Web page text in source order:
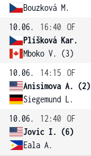
Bouzková M.
10.06.
16:40 OF
Plíšková Kar.
Mboko V. (3)
10.06.
14:15 OF
Anisimova A. (2)
Siegemund L.
10.06.
12:40 OF
Jovic I. (6)
Eala A.